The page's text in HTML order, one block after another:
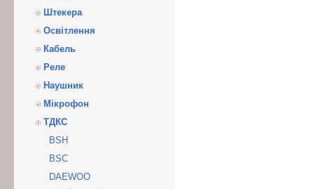
Штекера
Освітлення
Кабель
Реле
Наушник
Мікрофон
ТДКС
BSH
BSC
DAEWOO